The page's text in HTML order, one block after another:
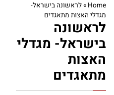
Home
»לראשונה בישראל-
מגדלי האצות מתאגדים
לראשונה
בישראל- מגדלי
האצות
מתאגדים